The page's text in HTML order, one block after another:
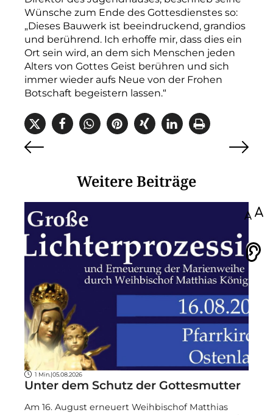
Wünsche zum Ende des Gottesdienstes so:
„Dieses Bauwerk ist beeindruckend, grandios
und berührend. Ich erhoffe mir, dass dies ein
Ort sein wird, an dem sich Menschen jeden
Alters von Gottes Geist berühren und sich
immer wieder aufs Neue von der Frohen
Botschaft begeistern lassen.“
Weitere Beiträge
1 Min. |05.08.2026
Unter dem Schutz der Gottesmutter
Am 16. August erneuert Weihbischof Matthias
Vorlesen